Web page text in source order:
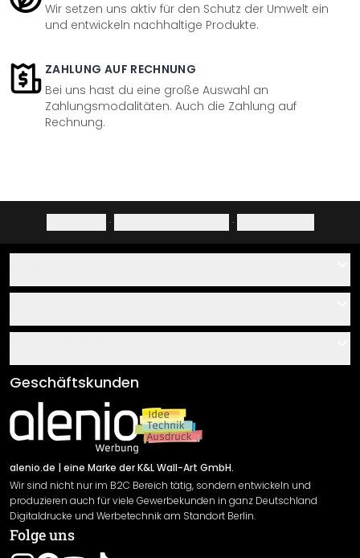
Wir setzen uns aktiv für den Schutz der Umwelt ein
und entwickeln nachhaltige Produkte.
ZAHLUNG AUF RECHNUNG
Bei uns hast du eine große Auswahl an
Zahlungsmodalitäten. Auch die Zahlung auf
Rechnung.
· ·
Über uns
Klebe- und Montageanleitungen
Newsletter An-/Abmeldung
Sendungsverfolgung
AGB
Impressum
Versand & Zahlung
Rücksendung
Widerrufsrecht
Datenschutzerklärung
Gewährleistung
Geschäftskunden
alenio.de | eine Marke der K&L Wall-Art GmbH.
Wir sind nicht nur im B2C Bereich tätig, sondern entwickeln und
produzieren auch für viele Gewerbekunden in ganz Deutschland
Digitaldrucke und Werbetechnik am Standort Berlin.
Folge uns